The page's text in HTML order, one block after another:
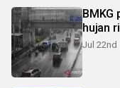
BMKG
hujan
Jul 22nd